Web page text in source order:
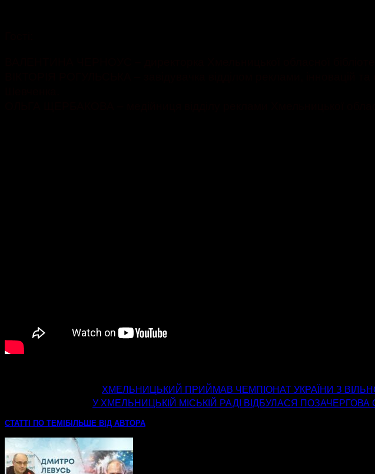
ХМЕЛЬНИЦЬКИЙ ПРИЙМАВ ЧЕМПІОНАТ УКРАЇНИ З
У ХМЕЛЬНИЦЬКІЙ МІСЬКІЙ РАДІ ВІДБУЛАСЯ ПОЗАЧЕРГОВА
СТАТТІ ПО ТЕМІ БІЛЬШЕ ВІД АВТОРА